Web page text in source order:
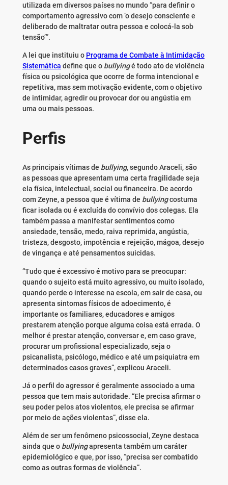
utilizada em diversos países no mundo “para definir o
comportamento agressivo com ‘o desejo consciente e
deliberado de maltratar outra pessoa e colocá-la sob
tensão’”.
A lei que instituiu o Programa de Combate à Intimidação
Sistemática define que o bullyingé todo ato de violência
física ou psicológica que ocorre de forma intencional e
repetitiva, mas sem motivação evidente, com o objetivo
de intimidar, agredir ou provocar dor ou angústia em
uma ou mais pessoas.
Perfis
As principais vítimas de bullying, segundo Araceli, são
as pessoas que apresentam uma certa fragilidade seja
ela física, intelectual, social ou financeira. De acordo
com Zeyne, a pessoa que é vítima de bullyingcostuma
ficar isolada ou é excluída do convívio dos colegas. Ela
também passa a manifestar sentimentos como
ansiedade, tensão, medo, raiva reprimida, angústia,
tristeza, desgosto, impotência e rejeição, mágoa, desejo
de vingança e até pensamentos suicidas.
“Tudo que é excessivo é motivo para se preocupar:
quando o sujeito está muito agressivo, ou muito isolado,
quando perde o interesse na escola, em sair de casa, ou
apresenta sintomas físicos de adoecimento, é
importante os familiares, educadores e amigos
prestarem atenção porque alguma coisa está errada. O
melhor é prestar atenção, conversar e, em caso grave,
procurar um profissional especializado, seja o
psicanalista, psicólogo, médico e até um psiquiatra em
determinados casos graves”, explicou Araceli.
Já o perfil do agressor é geralmente associado a uma
pessoa que tem mais autoridade. “Ele precisa afirmar o
seu poder pelos atos violentos, ele precisa se afirmar
por meio de ações violentas”, disse ela.
Além de ser um fenômeno psicossocial, Zeyne destaca
ainda que o bullyingapresenta também um caráter
epidemiológico e que, por isso, “precisa ser combatido
como as outras formas de violência”.